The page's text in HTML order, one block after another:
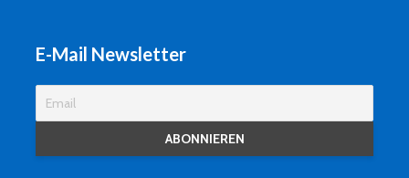
E-Mail Newsletter